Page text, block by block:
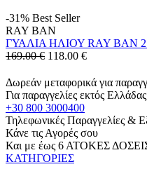
-31% Best Seller
RAY BAN
ΓΥΑΛΙΑ ΗΛΙΟΥ RAY BAN
169.00 € 118.00 €
Δωρεάν μεταφορικά για
Για παραγγελίες εκτός
+30 800 3000400
Τηλεφωνικές Παραγγελίες &
Κάνε τις Αγορές σου
Και με έως 6 ΑΤΟΚΕΣ
ΚΑΤΗΓΟΡΙΕΣ